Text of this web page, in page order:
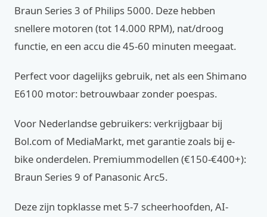
Braun Series 3 of Philips 5000. Deze hebben
snellere motoren (tot 14.000 RPM), nat/droog
functie, en een accu die 45-60 minuten meegaat.
Perfect voor dagelijks gebruik, net als een Shimano
E6100 motor: betrouwbaar zonder poespas.
Voor Nederlandse gebruikers: verkrijgbaar bij
Bol.com of MediaMarkt, met garantie zoals bij e-
bike onderdelen. Premiummodellen (€150-€400+):
Braun Series 9 of Panasonic Arc5.
Deze zijn topklasse met 5-7 scheerhoofden, AI-